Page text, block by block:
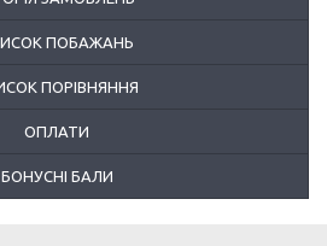
ПОБАЖАНЬ
ПОРІВНЯННЯ
ОПЛАТИ
БОНУСНІ БАЛИ